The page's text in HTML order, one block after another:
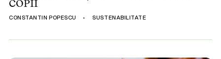
BUNE PRACTICI
COPII
CONSTANTIN POPESCU • SUSTENABILITATE